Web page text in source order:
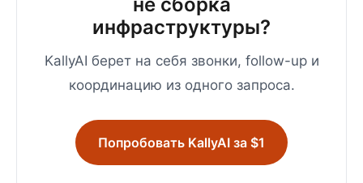
инфраструктуры?
KallyAI берет на себя звонки, follow-up и
координацию из одного запроса.
Попробовать KallyAI за $1